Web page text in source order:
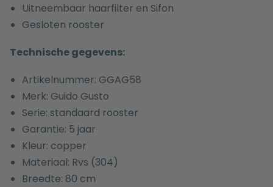
Uitneembaar haarfilter en Sifon
Gesloten rooster
Technische gegevens:
Artikelnummer: GGAG58
Merk: Guido Gusto
Serie: standaard rooster
Garantie: 5 jaar
Kleur: copper
Materiaal: Rvs (304)
Breedte: 80 cm